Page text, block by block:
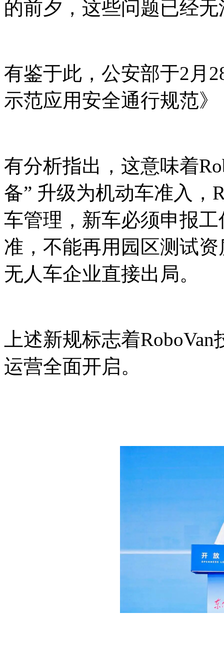
的前夕，这些问题已经
有鉴于此，公安部于2月
示范应用安全通行规范
有分析指出，这意味着
备” 升级为机动车准入，
车管理，新车必须申报
准，不能再用园区测试
无人车企业直接出局。
上述新规标志着
运营全面开启。